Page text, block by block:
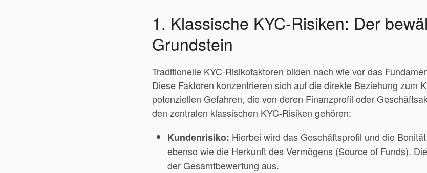
1. Klassische KYC-Risiken: Der
Grundstein
Traditionelle KYC-Risikofaktoren bilden nach wie vor das
Diese Faktoren konzentrieren sich auf die direkte Beziehung zum
potenziellen Gefahren, die von deren Finanzprofil oder
den zentralen klassischen KYC-Risiken gehören:
Kundenrisiko: Hierbei wird das Geschäftsprofil und die
ebenso wie die Herkunft des Vermögens (Source of Funds).
der Gesamtbewertung aus.